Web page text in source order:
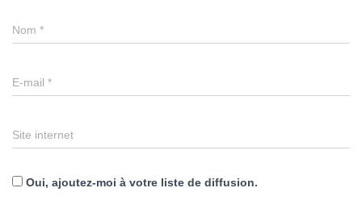
Nom *
E-mail *
Site internet
Oui, ajoutez-moi à votre liste de diffusion.